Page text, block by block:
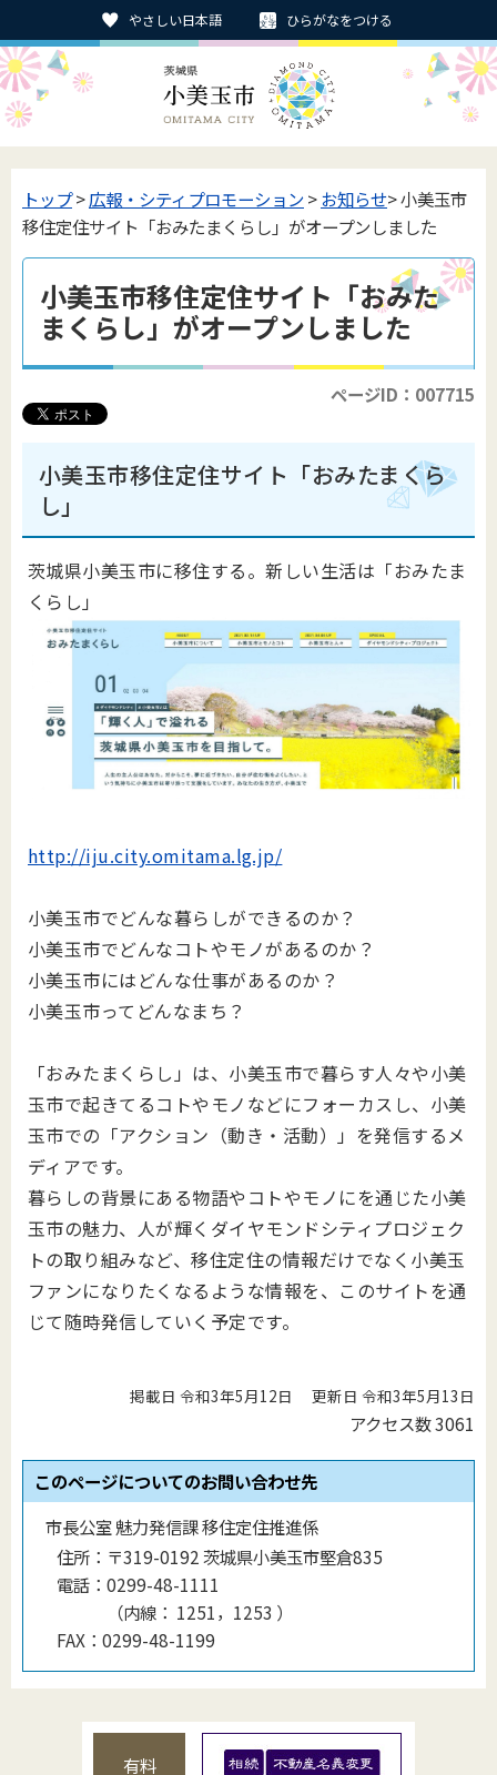
やさしい日本語 ひらがなをつける
トップ>広報・シティプロモーション>お知らせ> 小美玉市
移住定住サイト「おみたまくらし」がオープンしました
小美玉市移住定住サイト「おみた
まくらし」がオープンしました
ページID：007715
小美玉市移住定住サイト「おみたまくら
し」
茨城県小美玉市に移住する。新しい生活は「おみたま
くらし」
http://iju.city.omitama.lg.jp/
小美玉市でどんな暮らしができるのか？
小美玉市でどんなコトやモノがあるのか？
小美玉市にはどんな仕事があるのか？
小美玉市ってどんなまち？
「おみたまくらし」は、小美玉市で暮らす人々や小美
玉市で起きてるコトやモノなどにフォーカスし、小美
玉市での「アクション（動き・活動）」を発信するメ
ディアです。
暮らしの背景にある物語やコトやモノにを通じた小美
玉市の魅力、人が輝くダイヤモンドシティプロジェク
トの取り組みなど、移住定住の情報だけでなく小美玉
ファンになりたくなるような情報を、このサイトを通
じて随時発信していく予定です。
掲載日 令和3年5月12日 更新日 令和3年5月13日
アクセス数3061
このページについてのお問い合わせ先
市長公室 魅力発信課 移住定住推進係
住所： 〒319-0192 茨城県小美玉市堅倉835
電話： 0299-48-1111
（内線 ： 1251，1253 ）
FAX： 0299-48-1199
有料